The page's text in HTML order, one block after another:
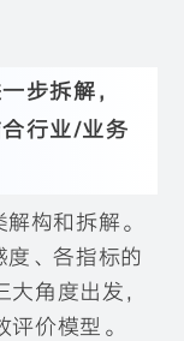
步拆解，
行业/业务
构和拆解。
度、各指标的
角度出发，
价模型。